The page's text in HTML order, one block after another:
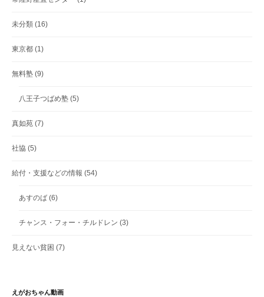
未分類 (16)
東京都 (1)
無料塾 (9)
八王子つばめ塾 (5)
真如苑 (7)
社協 (5)
給付・支援などの情報 (54)
あすのば (6)
チャンス・フォー・チルドレン (3)
見えない貧困 (7)
えがおちゃん動画